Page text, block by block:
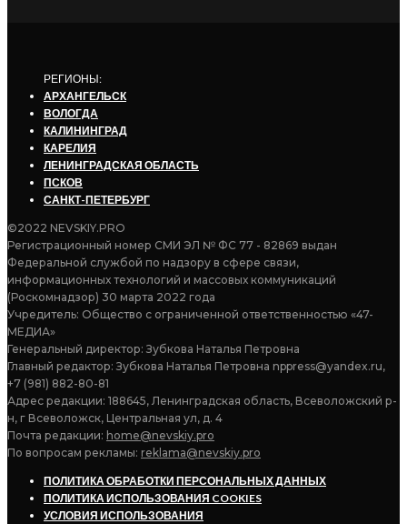
РЕГИОНЫ:
АРХАНГЕЛЬСК
ВОЛОГДА
КАЛИНИНГРАД
КАРЕЛИЯ
ЛЕНИНГРАДСКАЯ ОБЛАСТЬ
ПСКОВ
САНКТ-ПЕТЕРБУРГ
©2022 NEVSKIY.PRO
Регистрационный номер СМИ ЭЛ № ФС 77 - 82869 выдан
Федеральной службой по надзору в сфере связи,
информационных технологий и массовых коммуникаций
(Роскомнадзор) 30 марта 2022 года
Учредитель: Общество с ограниченной ответственностью «47-
МЕДИА»
Генеральный директор: Зубкова Наталья Петровна
Главный редактор: Зубкова Наталья Петровна nppress@yandex.ru,
+7 (981) 882-80-81
Адрес редакции: 188645, Ленинградская область, Всеволожский р-
н, г Всеволожск, Центральная ул, д. 4
Почта редакции: home@nevskiy.pro
По вопросам рекламы: reklama@nevskiy.pro
ПОЛИТИКА ОБРАБОТКИ ПЕРСОНАЛЬНЫХ ДАННЫХ
ПОЛИТИКА ИСПОЛЬЗОВАНИЯ COOKIES
УСЛОВИЯ ИСПОЛЬЗОВАНИЯ